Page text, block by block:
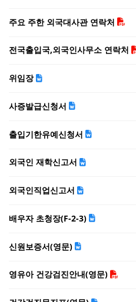
주요 주한 외국대사관 연락처
전국출입국,외국인사무소 연락처
위임장
사증발급신청서
출입기한유예신청서
외국인 재학신고서
외국인직업신고서
배우자 초청장(F-2-3)
신원보증서(영문)
영유아 건강검진안내(영문)